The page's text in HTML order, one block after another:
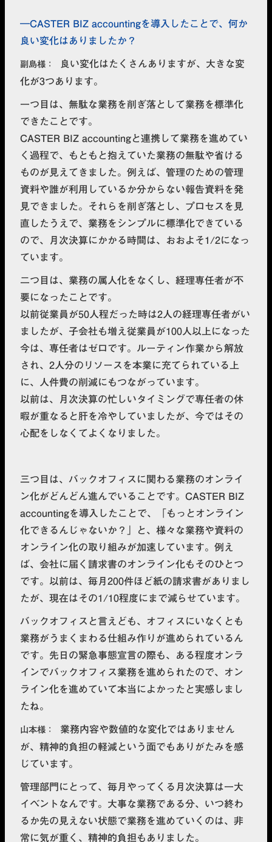
CASTER BIZ accountingを導入したことで、何か
良い変化はありましたか？
副島様
良い変化はたくさんありますが、大きな変
化が3つあります。
一つ目は、 無駄な業務を削ぎ落として業務を標準化
できたこと です。
CASTER BIZ accountingと連携して業務を進めてい
く過程で、もともと抱えていた業務の無駄や省ける
ものが見えてきました。例えば、管理のための管理
資料や誰が利用しているか分からない報告資料を発
見できました。それらを削ぎ落とし、プロセスを見
直したうえで、業務をシンプルに標準化できている
ので、
月次決算にかかる時間は、おおよそ1/2になっ
ています。
二つ目は、 業務の属人化をなくし、経理専任者が不
要になったこと です。
以前従業員が50人程だった時は2人の経理専任者がい
ましたが、子会社も増え従業員が100人以上になった
今は、専任者はゼロです。 ルーティン作業から解放
され、2人分のリソースを本業に充てられている上
に、人件費の削減にもつながっています。
以前は、月次決算の忙しいタイミングで専任者の休
暇が重なると肝を冷やしていましたが、今ではその
心配をしなくてよくなりました。
三つ目は、 バックオフィスに関わる業務のオンライ
ン化がどんどん進んでいること です。CASTER BIZ
accountingを導入したことで、「もっとオンライン
化できるんじゃないか？」と、様々な業務や資料の
オンライン化の取り組みが加速しています。例え
ば、会社に届く請求書のオンライン化もそのひとつ
です。以前は、 毎月200件ほど紙の請求書がありまし
たが、現在はその1/10程度にまで減らせています。
バックオフィスと言えども、オフィスにいなくとも
業務がうまくまわる仕組み作りが進められているん
です。先日の緊急事態宣言の際も、ある程度オンラ
インでバックオフィス業務を進められたので、オン
ライン化を進めていて本当によかったと実感しまし
たね。
山本様
業務内容や数値的な変化ではありません
が、精神的負担の軽減という面でもありがたみを感
じています。
管理部門にとって、毎月やってくる月次決算は一大
イベントなんです。大事な業務である分、いつ終わ
るか先の見えない状態で業務を進めていくのは、非
常に気が重く、精神的負担もありました。